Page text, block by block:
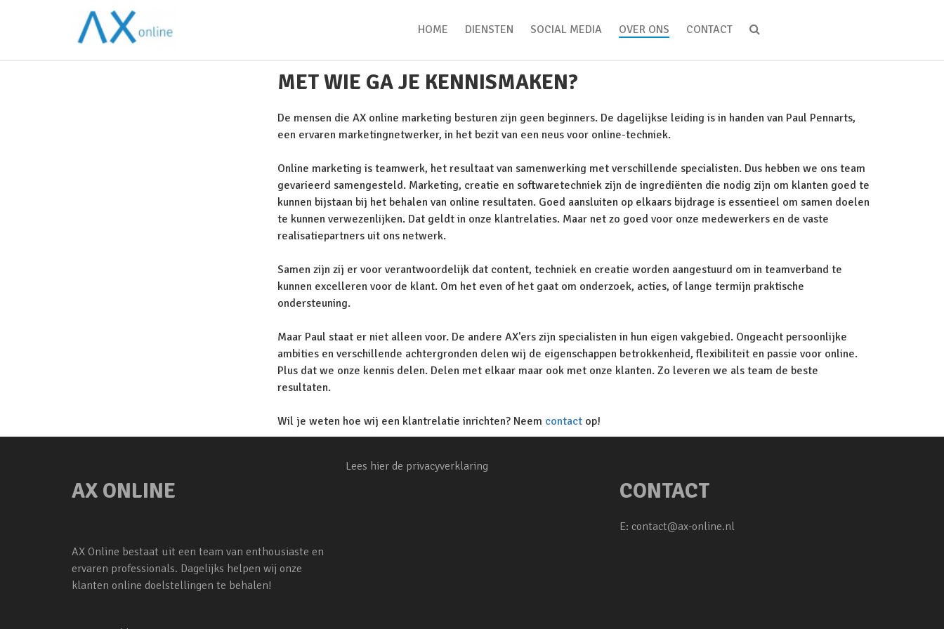
HOME DIENSTEN SOCIAL MEDIA OVER ONS CONTACT
MET WIE GA JE KENNISMAKEN?
De mensen die AX online marketing besturen zijn geen beginners. De dagelijkse leiding is in handen van Paul Pennarts,
een ervaren marketingnetwerker, in het bezit van een neus voor online-techniek.
Online marketing is teamwerk, het resultaat van samenwerking met verschillende specialisten. Dus hebben we ons team
gevarieerd samengesteld. Marketing, creatie en softwaretechniek zijn de ingrediënten die nodig zijn om klanten goed te
kunnen bijstaan bij het behalen van online resultaten. Goed aansluiten op elkaars bijdrage is essentieel om samen doelen
te kunnen verwezenlijken. Dat geldt in onze klantrelaties. Maar net zo goed voor onze medewerkers en de vaste
realisatiepartners uit ons netwerk.
Samen zijn zij er voor verantwoordelijk dat content, techniek en creatie worden aangestuurd om in teamverband te
kunnen excelleren voor de klant. Om het even of het gaat om onderzoek, acties, of lange termijn praktische
ondersteuning.
Maar Paul staat er niet alleen voor. De andere AX'ers zijn specialisten in hun eigen vakgebied. Ongeacht persoonlijke
ambities en verschillende achtergronden delen wij de eigenschappen betrokkenheid, flexibiliteit en passie voor online.
Plus dat we onze kennis delen. Delen met elkaar maar ook met onze klanten. Zo leveren we als team de beste
resultaten.
Wil je weten hoe wij een klantrelatie inrichten? Neem contactop!
AX ONLINE
AX Online bestaat uit een team van enthousiaste en
ervaren professionals. Dagelijks helpen wij onze
klanten online doelstellingen te behalen!
Lees hier de privacyverklaring
CONTACT
E: contact@ax-online.nl